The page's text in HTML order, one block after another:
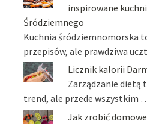
inspirowane
Śródziemnego
Kuchnia śródziemnomorska
przepisów, ale prawdziwa
Licznik kalorii
Zarządzanie dietą
trend, ale przede wszystkim
Jak zrobić